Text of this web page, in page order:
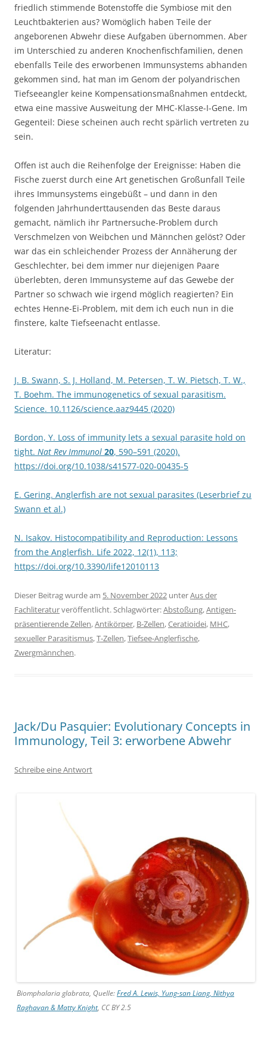
friedlich stimmende Botenstoffe die Symbiose mit den
Leuchtbakterien aus? Womöglich haben Teile der
angeborenen Abwehr diese Aufgaben übernommen. Aber
im Unterschied zu anderen Knochenfischfamilien, denen
ebenfalls Teile des erworbenen Immunsystems abhanden
gekommen sind, hat man im Genom der polyandrischen
Tiefseeangler keine Kompensationsmaßnahmen entdeckt,
etwa eine massive Ausweitung der MHC-Klasse-I-Gene. Im
Gegenteil: Diese scheinen auch recht spärlich vertreten zu
sein.
Offen ist auch die Reihenfolge der Ereignisse: Haben die
Fische zuerst durch eine Art genetischen Großunfall Teile
ihres Immunsystems eingebüßt – und dann in den
folgenden Jahrhunderttausenden das Beste daraus
gemacht, nämlich ihr Partnersuche-Problem durch
Verschmelzen von Weibchen und Männchen gelöst? Oder
war das ein schleichender Prozess der Annäherung der
Geschlechter, bei dem immer nur diejenigen Paare
überlebten, deren Immunsysteme auf das Gewebe der
Partner so schwach wie irgend möglich reagierten? Ein
echtes Henne-Ei-Problem, mit dem ich euch nun in die
finstere, kalte Tiefseenacht entlasse.
Literatur:
J. B. Swann, S. J. Holland, M. Petersen, T. W. Pietsch, T. W.,
T. Boehm. The immunogenetics of sexual parasitism.
Science. 10.1126/science.aaz9445 (2020)
Bordon, Y. Loss of immunity lets a sexual parasite hold on
tight. Nat Rev Immunol 20, 590–591 (2020).
https://doi.org/10.1038/s41577-020-00435-5
E. Gering. Anglerfish are not sexual parasites (Leserbrief zu
Swann et al.)
N. Isakov. Histocompatibility and Reproduction: Lessons
from the Anglerfish. Life 2022, 12(1), 113;
https://doi.org/10.3390/life12010113
Dieser Beitrag wurde am 5. November 2022 unterAus der
Fachliteraturveröffentlicht. Schlagwörter:Abstoßung,Antigen-
präsentierende Zellen,Antikörper, B-Zellen,Ceratioidei, MHC,
sexueller Parasitismus,T-Zellen,Tiefsee-Anglerfische,
Zwergmännchen.
Jack/Du Pasquier: Evolutionary Concepts in
Immunology, Teil 3: erworbene Abwehr
Schreibe eine Antwort
Biomphalaria glabrata, Quelle:Fred A. Lewis, Yung-san Liang, Nithya
Raghavan & Matty Knight, CC BY 2.5